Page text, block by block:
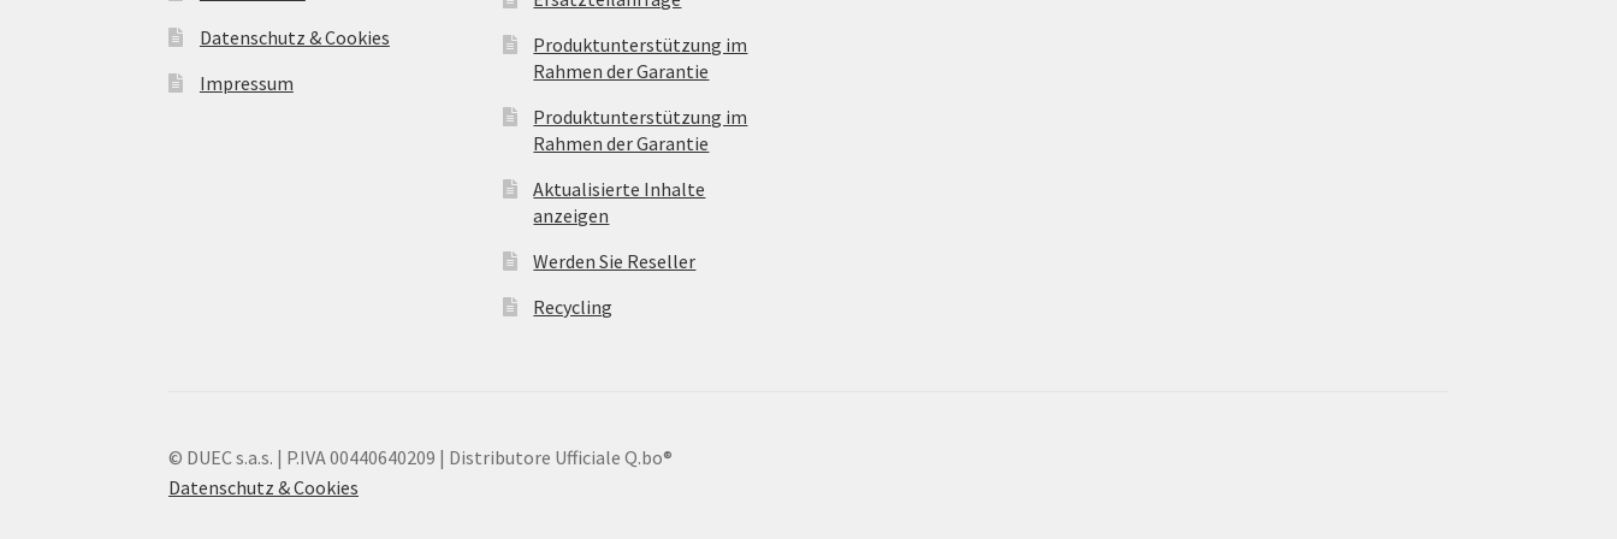
Datenschutz & Cookies
Impressum
Produktunterstützung im
Rahmen der Garantie
Produktunterstützung im
Rahmen der Garantie
Aktualisierte Inhalte
anzeigen
Werden Sie Reseller
Recycling
© DUEC s.a.s. | P.IVA 00440640209 | Distributore Ufficiale Q.bo®
Datenschutz & Cookies